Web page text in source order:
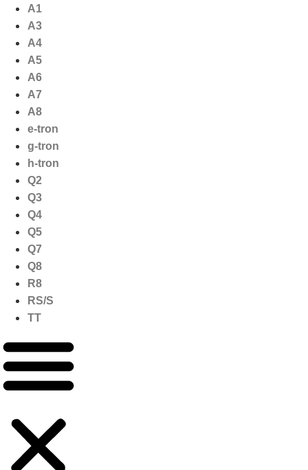
naar
inhoud
A1
A3
A4
A5
A6
A7
A8
e-tron
g-tron
h-tron
Q2
Q3
Q4
Q5
Q7
Q8
R8
RS/S
TT